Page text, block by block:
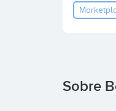
Sobre